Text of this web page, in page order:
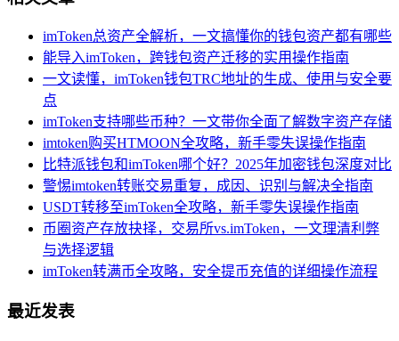
imToken总资产全解析，一文搞懂你的钱包资产都有哪些
能导入imToken，跨钱包资产迁移的实用操作指南
一文读懂，imToken钱包TRC地址的生成、使用与安全要
点
imToken支持哪些币种？一文带你全面了解数字资产存储
imtoken购买HTMOON全攻略，新手零失误操作指南
比特派钱包和imToken哪个好？2025年加密钱包深度对比
警惕imtoken转账交易重复，成因、识别与解决全指南
USDT转移至imToken全攻略，新手零失误操作指南
币圈资产存放抉择，交易所vs.imToken，一文理清利弊
与选择逻辑
imToken转满币全攻略，安全提币充值的详细操作流程
最近发表